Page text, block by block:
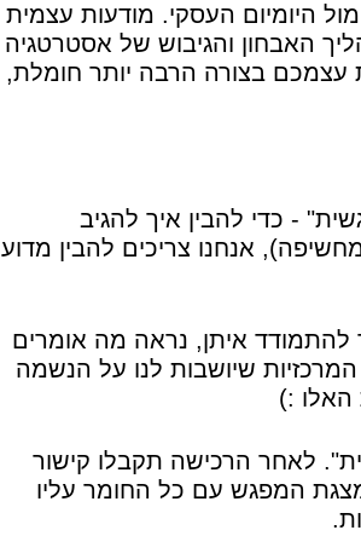
היומיום העסקי. מודעות עצמית
האבחון והגיבוש של אסטרטגיה
עצמכם בצורה הרבה יותר חומלת,
- כדי להבין איך להגיב
אנחנו צריכים להבין מדוע
להתמודד איתן, נראה מה אומרים
שיושבות לנו על הנשמה
האלו :)
לאחר הרכישה תקבלו קישור
המפגש עם כל החומר עליו